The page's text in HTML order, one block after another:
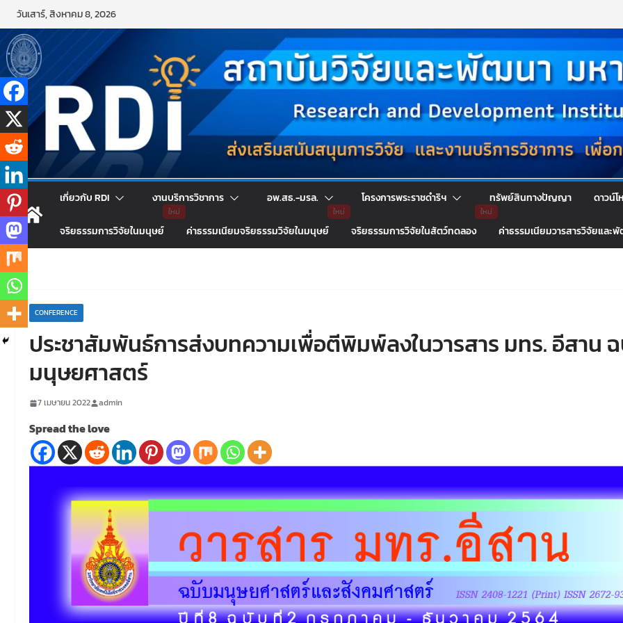
Skip
to
content
วันเสาร์, สิงหาคม 8, 2026
เกี่ยวกับ RDI งานบริการวิชาการ อพ.สธ.-มรล. โครงการพระราชดำริฯ ทรัพย์สินทางปัญญา ดาวน์โ
จริยธรรมการวิจัยในมนุษย์ ค่าธรรมเนียมจริยธรรมวิจัยในมนุษย์ จริยธรรมการวิจัยในสัตว์ทดลอง ค่าธรรมเนียมวารสารวิจัยและ
CONFERENCE
ประชาสัมพันธ์การส่งบทความเพื่อตีพิมพ์ลงในวารสาร มทร. อีสาน
มนุษยศาสตร์
7 เมษายน 2022 admin
Spread the love